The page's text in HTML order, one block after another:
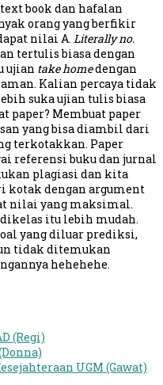
book dan hafalan
orang yang berfikir
nilai A. Literally no.
tertulis biasa dengan
ujian take homedengan
Kalian percaya tidak
suka ujian tulis biasa
paper? Membuat paper
yang bisa diambil dari
terkotakkan. Paper
referensi buku dan jurnal
plagiasi dan kita
kotak dengan argument
nilai yang maksimal.
itu lebih mudah.
yang diluar prediksi,
tidak ditemukan
hehehehe.
(Regi)
UGM (Gawat)